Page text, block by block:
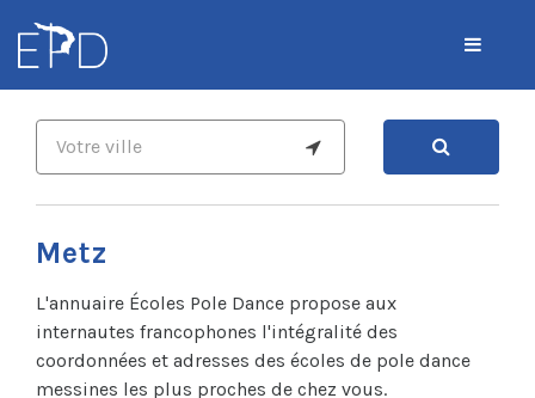
Metz
L'annuaire Écoles Pole Dance propose aux
internautes francophones l'intégralité des
coordonnées et adresses des écoles de pole dance
messines les plus proches de chez vous.